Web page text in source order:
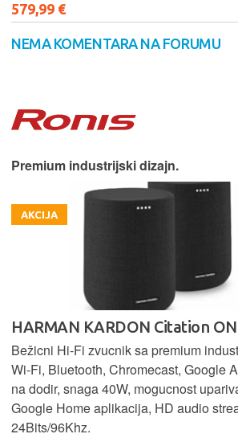
579,99 €
NEMA KOMENTARA NA FORUMU
Premium industrijski dizajn.
AKCIJA
HARMAN KARDON Citation
Bežicni Hi-Fi zvucnik sa premium
Wi-Fi, Bluetooth, Chromecast, Google
na dodir, snaga 40W, mogucnost
Google Home aplikacija, HD audio
24Bits/96Khz.